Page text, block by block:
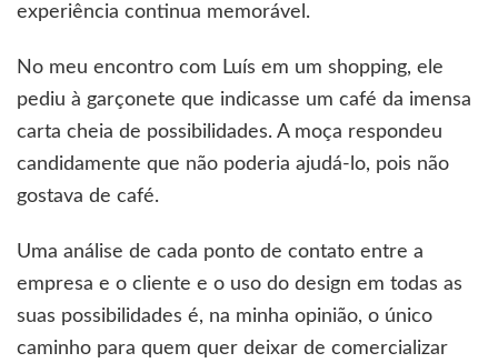
experiência continua memorável.
No meu encontro com Luís em um shopping, ele
pediu à garçonete que indicasse um café da imensa
carta cheia de possibilidades. A moça respondeu
candidamente que não poderia ajudá-lo, pois não
gostava de café.
Uma análise de cada ponto de contato entre a
empresa e o cliente e o uso do design em todas as
suas possibilidades é, na minha opinião, o único
caminho para quem quer deixar de comercializar